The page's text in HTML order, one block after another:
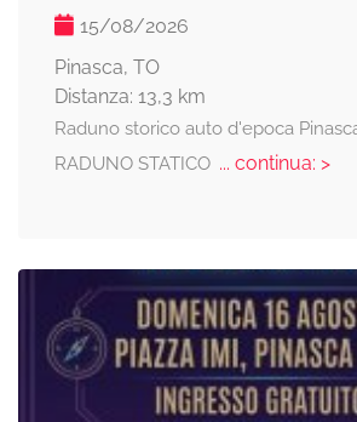
15/08/2026
Pinasca, TO
Distanza: 13,3 km
Raduno storico auto d'epoca
RADUNO STATICO... continua: >